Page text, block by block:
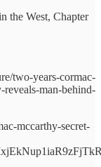
the West, Chapter
two-years-cormac-
reveals-man-behind-
mccarthy-secret-